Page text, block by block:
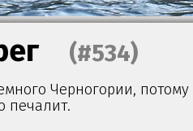
(#534)
Черногории,
печалит.